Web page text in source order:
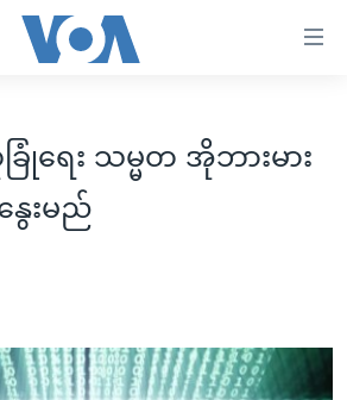
း
အလွန်
ယ်
ရေး သမ္မတ အိုဘားမား
ေးမည်